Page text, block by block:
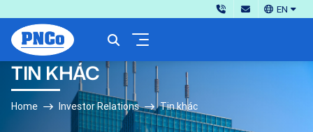
EN
TIN KHÁC
Home Investor Relations Tin khác